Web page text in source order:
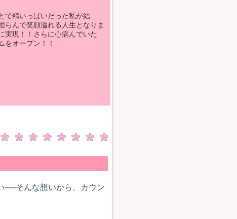
で精いっぱいだった私が結
らんで笑顔溢れる人生となりま
実現！！さらに心病んでいた
をオープン！！
──そんな想いから、カウン